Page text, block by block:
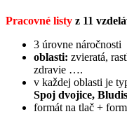
Pracovné listy z 11
3 úrovne náročnosti
oblasti: zvieratá,
zdravie ….
v každej oblasti je
Spoj dvojice,
formát na tlač +